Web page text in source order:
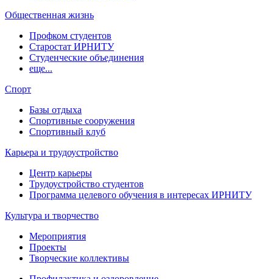
Общественная жизнь
Профком студентов
Старостат ИРНИТУ
Студенческие объединения
еще...
Спорт
Базы отдыха
Спортивные сооружения
Спортивный клуб
Карьера и трудоустройство
Центр карьеры
Трудоустройство студентов
Программа целевого обучения в интересах ИРНИТУ
Культура и творчество
Мероприятия
Проекты
Творческие коллективы